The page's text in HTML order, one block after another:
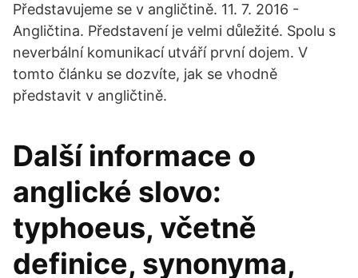
Představujeme se v angličtině. 11. 7. 2016 -
Angličtina. Představení je velmi důležité. Spolu s
neverbální komunikací utváří první dojem. V
tomto článku se dozvíte, jak se vhodně
představit v angličtině.
Další informace o
anglické slovo:
typhoeus, včetně
definice, synonyma,